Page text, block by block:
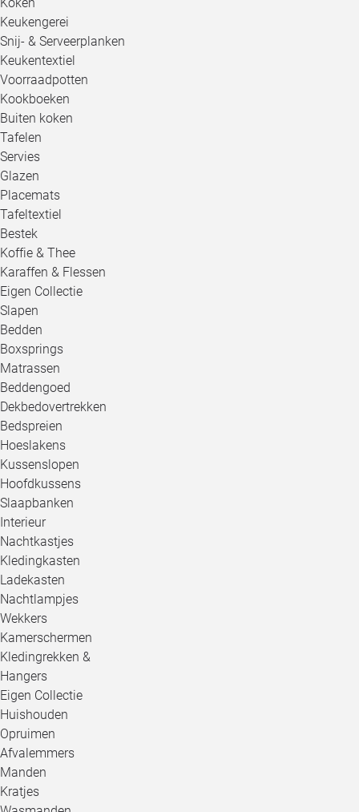
Keukengerei
Snij- & Serveerplanken
Keukentextiel
Voorraadpotten
Kookboeken
Buiten koken
Tafelen
Servies
Glazen
Placemats
Tafeltextiel
Bestek
Koffie & Thee
Karaffen & Flessen
Eigen Collectie
Slapen
Bedden
Boxsprings
Matrassen
Beddengoed
Dekbedovertrekken
Bedspreien
Hoeslakens
Kussenslopen
Hoofdkussens
Slaapbanken
Interieur
Nachtkastjes
Kledingkasten
Ladekasten
Nachtlampjes
Wekkers
Kamerschermen
Kledingrekken &
Hangers
Eigen Collectie
Huishouden
Opruimen
Afvalemmers
Manden
Kratjes